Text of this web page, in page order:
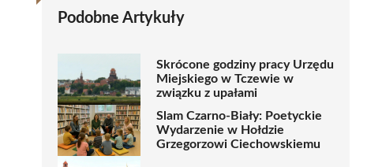
Podobne Artykuły
Skrócone godziny pracy Urzędu
Miejskiego w Tczewie w
związku z upałami
Slam Czarno-Biały: Poetyckie
Wydarzenie w Hołdzie
Grzegorzowi Ciechowskiemu